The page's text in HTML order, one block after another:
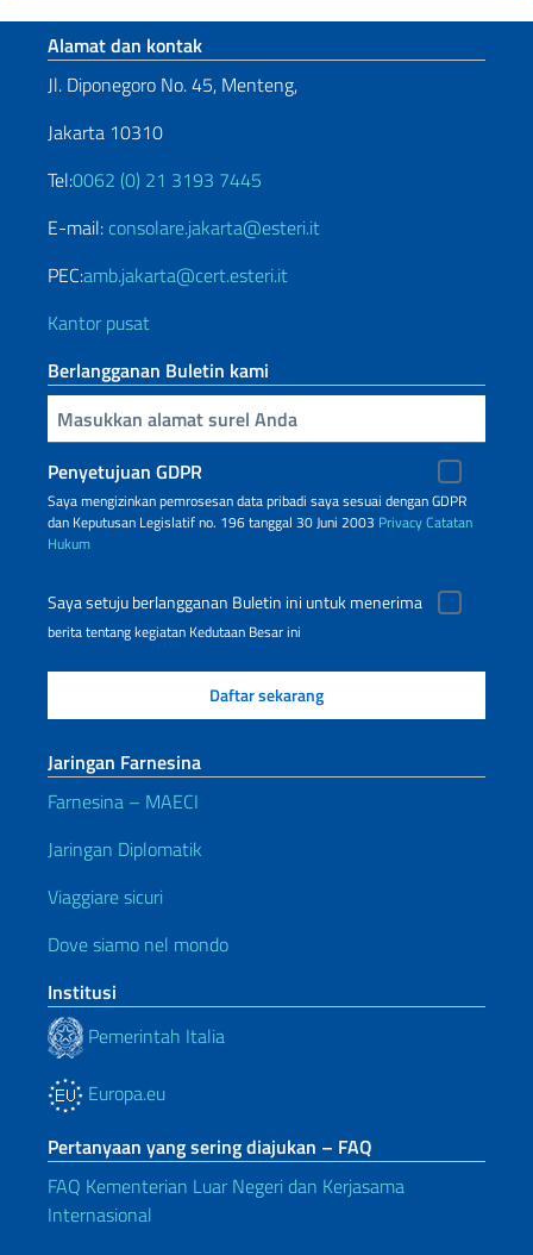
Bagian footer
Alamat dan kontak
Jl. Diponegoro No. 45, Menteng,
Jakarta 10310
Tel:0062 (0) 21 3193 7445
E-mail: consolare.jakarta@esteri.it
PEC:amb.jakarta@cert.esteri.it
Kantor pusat
Berlangganan Buletin kami
Inserisci la tua email
Penyetujuan GDPR
Saya mengizinkan pemrosesan data pribadi saya sesuai dengan GDPR
dan Keputusan Legislatif no. 196 tanggal 30 Juni 2003 PrivacyCatatan
Hukum
Saya setuju berlangganan Buletin ini untuk menerima
berita tentang kegiatan Kedutaan Besar ini
Jaringan Farnesina
Farnesina – MAECI
Jaringan Diplomatik
Viaggiare sicuri
Dove siamo nel mondo
Institusi
Pemerintah Italia
Europa.eu
Pertanyaan yang sering diajukan – FAQ
FAQ Kementerian Luar Negeri dan Kerjasama
Internasional